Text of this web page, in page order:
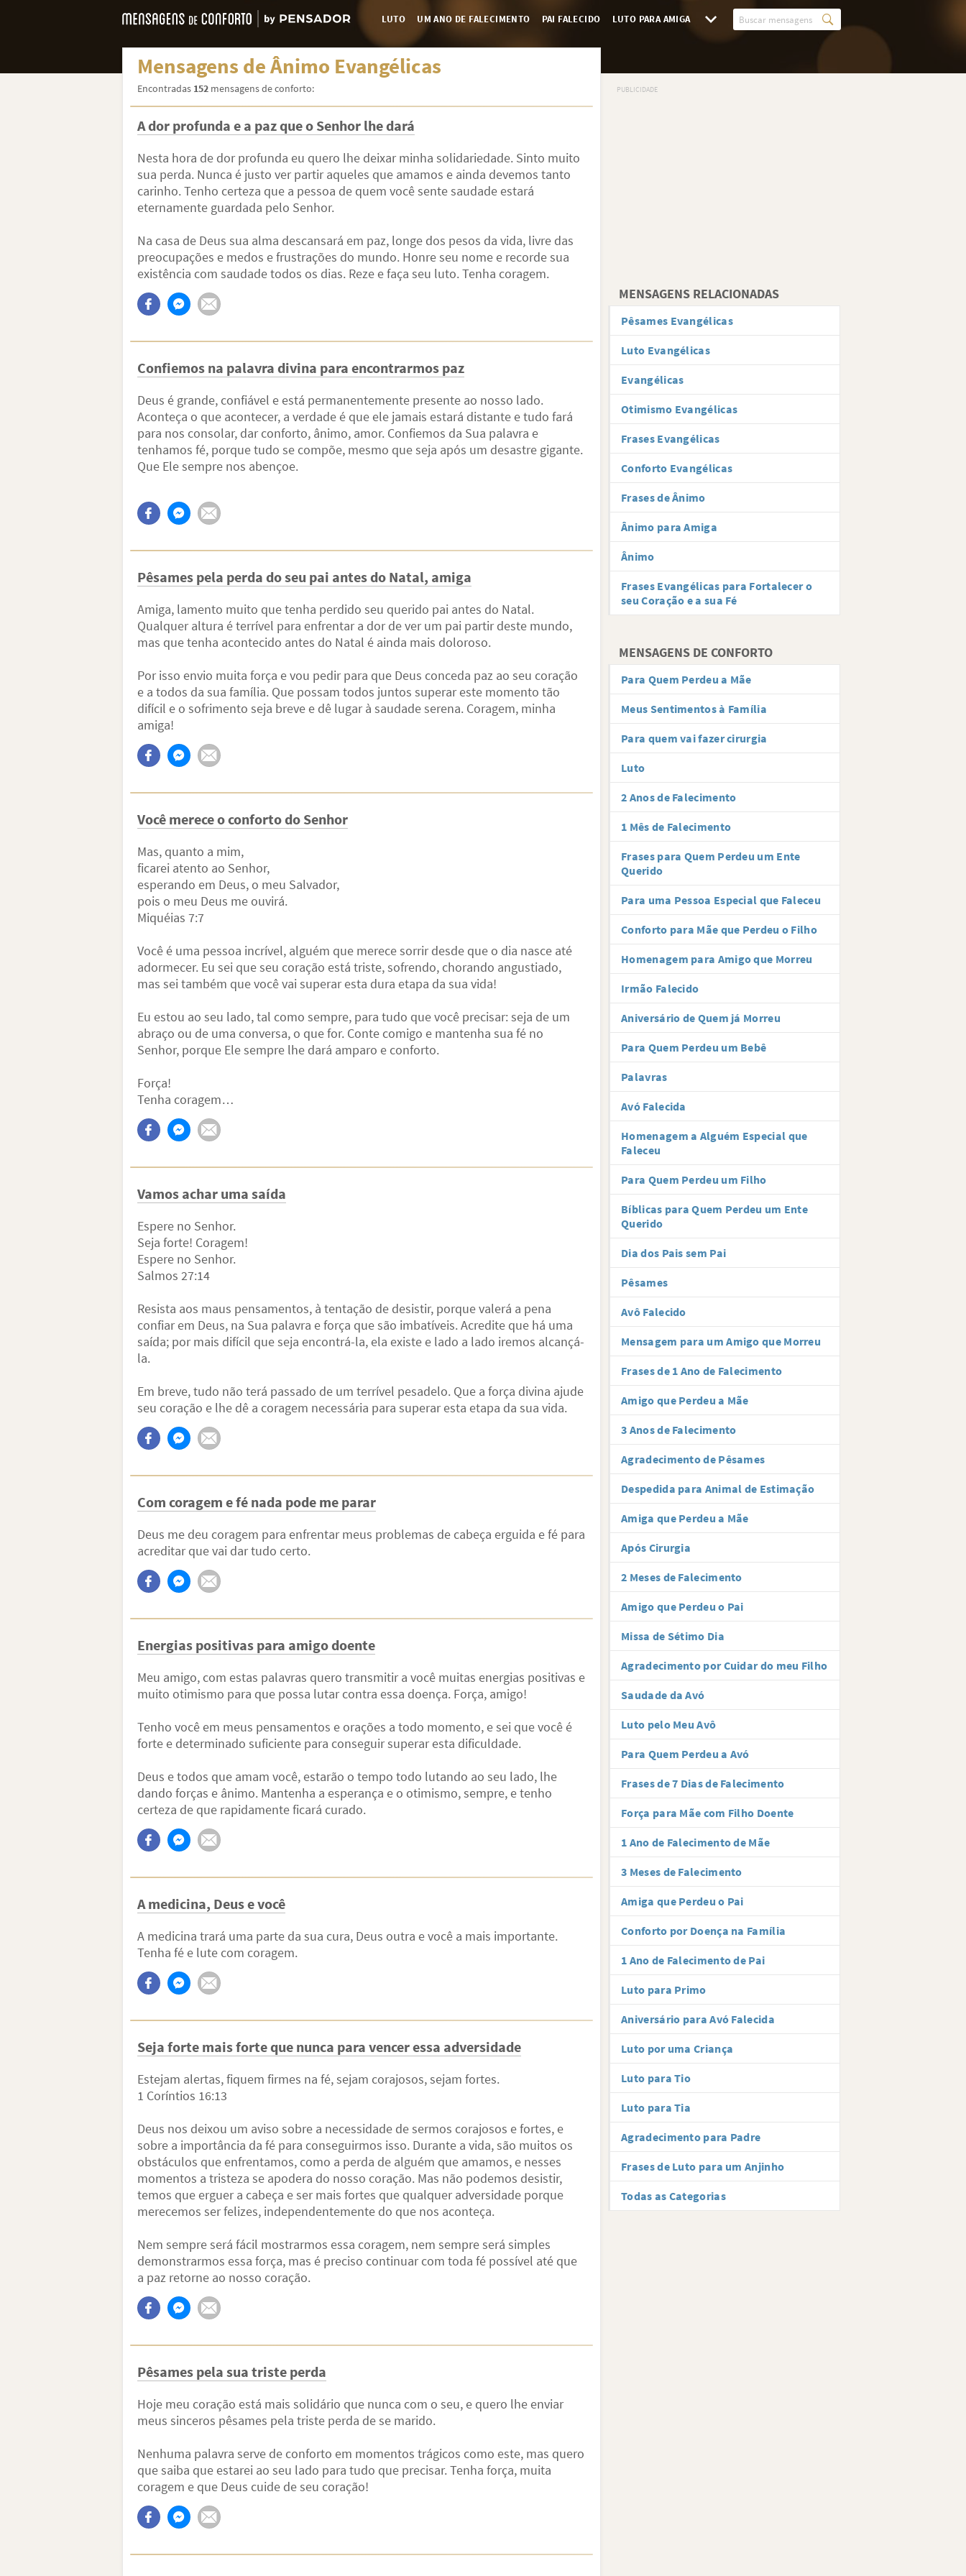
LUTO UM ANO DE FALECIMENTO PAI FALECIDO LUTO PARA AMIGA
Mensagens de Ânimo Evangélicas
Encontradas 152mensagens de conforto:
A dor profunda e a paz que o Senhor lhe dará
Nesta hora de dor profunda eu quero lhe deixar minha solidariedade. Sinto muito
sua perda. Nunca é justo ver partir aqueles que amamos e ainda devemos tanto
carinho. Tenho certeza que a pessoa de quem você sente saudade estará
eternamente guardada pelo Senhor.
Na casa de Deus sua alma descansará em paz, longe dos pesos da vida, livre das
preocupações e medos e frustrações do mundo. Honre seu nome e recorde sua
existência com saudade todos os dias. Reze e faça seu luto. Tenha coragem.
Confiemos na palavra divina para encontrarmos paz
Deus é grande, confiável e está permanentemente presente ao nosso lado.
Aconteça o que acontecer, a verdade é que ele jamais estará distante e tudo fará
para nos consolar, dar conforto, ânimo, amor. Confiemos da Sua palavra e
tenhamos fé, porque tudo se compõe, mesmo que seja após um desastre gigante.
Que Ele sempre nos abençoe.
Pêsames pela perda do seu pai antes do Natal, amiga
Amiga, lamento muito que tenha perdido seu querido pai antes do Natal.
Qualquer altura é terrível para enfrentar a dor de ver um pai partir deste mundo,
mas que tenha acontecido antes do Natal é ainda mais doloroso.
Por isso envio muita força e vou pedir para que Deus conceda paz ao seu coração
e a todos da sua família. Que possam todos juntos superar este momento tão
difícil e o sofrimento seja breve e dê lugar à saudade serena. Coragem, minha
amiga!
Você merece o conforto do Senhor
Mas, quanto a mim,
ficarei atento ao Senhor,
esperando em Deus, o meu Salvador,
pois o meu Deus me ouvirá.
Miquéias 7:7
Você é uma pessoa incrível, alguém que merece sorrir desde que o dia nasce até
adormecer. Eu sei que seu coração está triste, sofrendo, chorando angustiado,
mas sei também que você vai superar esta dura etapa da sua vida!
Eu estou ao seu lado, tal como sempre, para tudo que você precisar: seja de um
abraço ou de uma conversa, o que for. Conte comigo e mantenha sua fé no
Senhor, porque Ele sempre lhe dará amparo e conforto.
Força!
Tenha coragem…
Vamos achar uma saída
Espere no Senhor.
Seja forte! Coragem!
Espere no Senhor.
Salmos 27:14
Resista aos maus pensamentos, à tentação de desistir, porque valerá a pena
confiar em Deus, na Sua palavra e força que são imbatíveis. Acredite que há uma
saída; por mais difícil que seja encontrá-la, ela existe e lado a lado iremos alcançá-
la.
Em breve, tudo não terá passado de um terrível pesadelo. Que a força divina ajude
seu coração e lhe dê a coragem necessária para superar esta etapa da sua vida.
Com coragem e fé nada pode me parar
Deus me deu coragem para enfrentar meus problemas de cabeça erguida e fé para
acreditar que vai dar tudo certo.
Energias positivas para amigo doente
Meu amigo, com estas palavras quero transmitir a você muitas energias positivas e
muito otimismo para que possa lutar contra essa doença. Força, amigo!
Tenho você em meus pensamentos e orações a todo momento, e sei que você é
forte e determinado suficiente para conseguir superar esta dificuldade.
Deus e todos que amam você, estarão o tempo todo lutando ao seu lado, lhe
dando forças e ânimo. Mantenha a esperança e o otimismo, sempre, e tenho
certeza de que rapidamente ficará curado.
A medicina, Deus e você
A medicina trará uma parte da sua cura, Deus outra e você a mais importante.
Tenha fé e lute com coragem.
Seja forte mais forte que nunca para vencer essa adversidade
Estejam alertas, fiquem firmes na fé, sejam corajosos, sejam fortes.
1 Coríntios 16:13
Deus nos deixou um aviso sobre a necessidade de sermos corajosos e fortes, e
sobre a importância da fé para conseguirmos isso. Durante a vida, são muitos os
obstáculos que enfrentamos, como a perda de alguém que amamos, e nesses
momentos a tristeza se apodera do nosso coração. Mas não podemos desistir,
temos que erguer a cabeça e ser mais fortes que qualquer adversidade porque
merecemos ser felizes, independentemente do que nos aconteça.
Nem sempre será fácil mostrarmos essa coragem, nem sempre será simples
demonstrarmos essa força, mas é preciso continuar com toda fé possível até que
a paz retorne ao nosso coração.
Pêsames pela sua triste perda
Hoje meu coração está mais solidário que nunca com o seu, e quero lhe enviar
meus sinceros pêsames pela triste perda de se marido.
Nenhuma palavra serve de conforto em momentos trágicos como este, mas quero
que saiba que estarei ao seu lado para tudo que precisar. Tenha força, muita
coragem e que Deus cuide de seu coração!
MENSAGENS RELACIONADAS
Pêsames Evangélicas
Luto Evangélicas
Evangélicas
Otimismo Evangélicas
Frases Evangélicas
Conforto Evangélicas
Frases de Ânimo
Ânimo para Amiga
Ânimo
Frases Evangélicas para Fortalecer o
seu Coração e a sua Fé
MENSAGENS DE CONFORTO
Para Quem Perdeu a Mãe
Meus Sentimentos à Família
Para quem vai fazer cirurgia
Luto
2 Anos de Falecimento
1 Mês de Falecimento
Frases para Quem Perdeu um Ente
Querido
Para uma Pessoa Especial que Faleceu
Conforto para Mãe que Perdeu o Filho
Homenagem para Amigo que Morreu
Irmão Falecido
Aniversário de Quem já Morreu
Para Quem Perdeu um Bebê
Palavras
Avó Falecida
Homenagem a Alguém Especial que
Faleceu
Para Quem Perdeu um Filho
Bíblicas para Quem Perdeu um Ente
Querido
Dia dos Pais sem Pai
Pêsames
Avô Falecido
Mensagem para um Amigo que Morreu
Frases de 1 Ano de Falecimento
Amigo que Perdeu a Mãe
3 Anos de Falecimento
Agradecimento de Pêsames
Despedida para Animal de Estimação
Amiga que Perdeu a Mãe
Após Cirurgia
2 Meses de Falecimento
Amigo que Perdeu o Pai
Missa de Sétimo Dia
Agradecimento por Cuidar do meu Filho
Saudade da Avó
Luto pelo Meu Avô
Para Quem Perdeu a Avó
Frases de 7 Dias de Falecimento
Força para Mãe com Filho Doente
1 Ano de Falecimento de Mãe
3 Meses de Falecimento
Amiga que Perdeu o Pai
Conforto por Doença na Família
1 Ano de Falecimento de Pai
Luto para Primo
Aniversário para Avó Falecida
Luto por uma Criança
Luto para Tio
Luto para Tia
Agradecimento para Padre
Frases de Luto para um Anjinho
Todas as Categorias